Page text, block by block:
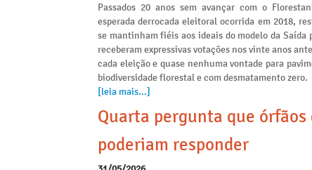
Passados 20 anos sem avançar com o
esperada derrocada eleitoral ocorrida em 2018,
se mantinham fiéis aos ideais do modelo da
receberam expressivas votações nos vinte anos
cada eleição e quase nenhuma vontade para
biodiversidade florestal e com desmatamento zero.
[leia mais...]
Quarta pergunta que
poderiam responder